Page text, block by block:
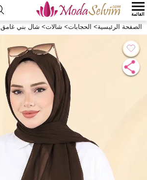
القائمة
الصفحة الرئيسية> الحجابات> شالات> شال بني غامق 3460SL432